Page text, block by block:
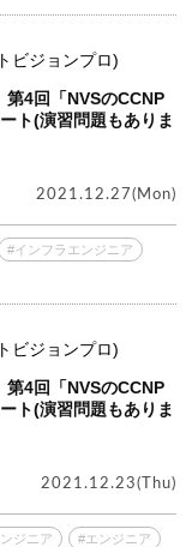
ビジョンプロ)
第4回「NVSのCCNP
ト(演習問題もありま
2021.12.27(Mon)
#インフラエンジニア
ビジョンプロ)
第4回「NVSのCCNP
ト(演習問題もありま
2021.12.23(Thu)
ジニア #エンジニア